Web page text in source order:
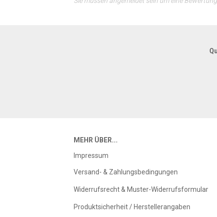
MEHR ÜBER...
Impressum
Versand- & Zahlungsbedingungen
Widerrufsrecht & Muster-Widerrufsformular
Produktsicherheit / Herstellerangaben